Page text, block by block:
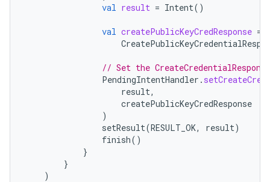
val result = Intent()
val createPublicKeyCredResponse =
// Set the
PendingIntentHandler .
result,
createPublicKeyCredResponse
)
setResult(RESULT_OK, result)
finish()
}
}
)